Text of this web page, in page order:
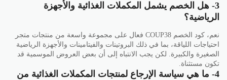
3- هل الخصم يشمل المكملات الغذائية والأجهزة
الرياضية؟
نعم، كود الخصم COUP38 فعال على مجموعة واسعة من منتجات متجر
احتياجات اللياقة، بما في ذلك البروتينات والفيتامينات والأجهزة الرياضية
الصغيرة والكبيرة. لكن يجب الانتباه إلى أن بعض العروض الموسمية قد
تكون مستثناة.
4- ما هي سياسة الإرجاع لمنتجات المكملات الغذائية من